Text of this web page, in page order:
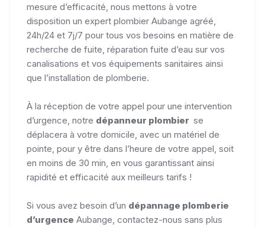
mesure d’efficacité, nous mettons à votre
disposition un expert plombier Aubange agréé,
24h/24 et 7j/7 pour tous vos besoins en matière de
recherche de fuite, réparation fuite d’eau sur vos
canalisations et vos équipements sanitaires ainsi
que l’installation de plomberie.
À la réception de votre appel pour une intervention
d’urgence, notre dépanneur plombier se
déplacera à votre domicile, avec un matériel de
pointe, pour y être dans l’heure de votre appel, soit
en moins de 30 min, en vous garantissant ainsi
rapidité et efficacité aux meilleurs tarifs !
Si vous avez besoin d’un dépannage plomberie
d’urgence Aubange, contactez-nous sans plus